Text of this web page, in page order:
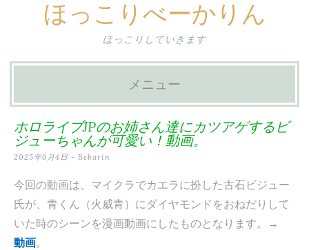
ほっこりべーかりん
ほっこりしていきます
メニュー
ン
テ
ン
ツ
へ
ホロライブJPのお姉さん達にカツアゲするビ
ジューちゃんが可愛い！動画。
2025年6月4日 - Bekarin
今回の動画は、マイクラでカエラに扮した古石ビジュー
氏が、青くん（火威青）にダイヤモンドをおねだりして
いた時のシーンを漫画動画にしたものとなります。→
動画。